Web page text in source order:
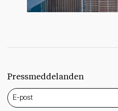
Pressmeddelanden